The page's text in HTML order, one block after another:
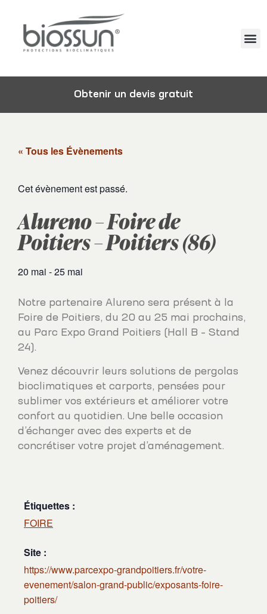
Obtenir un devis gratuit
« Tous les Évènements
Cet évènement est passé.
Alureno – Foire de
Poitiers – Poitiers (86)
20 mai -25 mai
Notre partenaire Alureno sera présent à la
Foire de Poitiers, du 20 au 25 mai prochains,
au Parc Expo Grand Poitiers (Hall B – Stand
24).
Venez découvrir leurs solutions de pergolas
bioclimatiques et carports, pensées pour
sublimer vos extérieurs et améliorer votre
confort au quotidien. Une belle occasion
d’échanger avec des experts et de
concrétiser votre projet d’aménagement.
Étiquettes :
FOIRE
Site :
https://www.parcexpo-grandpoitiers.fr/votre-
evenement/salon-grand-public/exposants-foire-
poitiers/